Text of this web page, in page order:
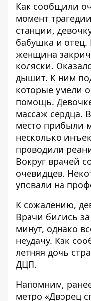
Как сообщили
момент
станции,
бабушка и отец.
женщина
коляски.
дышит. К ним
которые умели
помощь.
массаж сердца.
место прибыли
несколько
проводили
Вокруг врачей
очевидцев.
уповали на
К сожалению,
Врачи бились
минут, однако
неудачу. Как
летняя дочь
ДЦП.
Напомним,
метро «Дворец